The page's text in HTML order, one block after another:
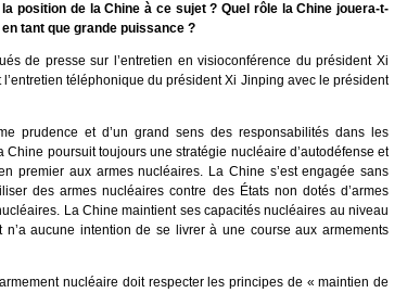
position de la Chine à ce sujet ? Quel rôle la Chine jouera-t-
tant que grande puissance ?
de presse sur l’entretien en visioconférence du président Xi
téléphonique du président Xi Jinping avec le président
prudence et d’un grand sens des responsabilités dans les
poursuit toujours une stratégie nucléaire d’autodéfense et
premier aux armes nucléaires. La Chine s’est engagée sans
des armes nucléaires contre des États non dotés d’armes
La Chine maintient ses capacités nucléaires au niveau
aucune intention de se livrer à une course aux armements
nucléaire doit respecter les principes de « maintien de